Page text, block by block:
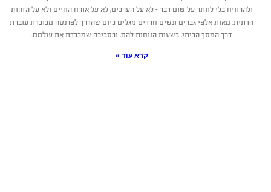
ולהרוויח בלי לוותר על שום דבר – לא על הערכים, לא על אורח החיים ולא על הזהות
הדתית. מאות אלפי גברים ונשים חרדים מגלים כיום שהדרך לפרנסה מכובדת עוברת
דרך המסך הביתי, בשעות הנוחות להם, ובסביבה שמכבדת את עולמם.
קרא עוד »